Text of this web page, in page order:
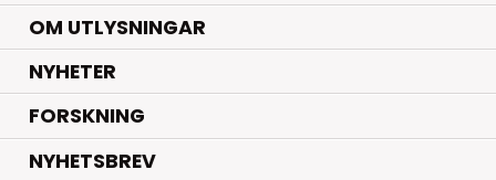
OM UTLYSNINGAR
NYHETER.
FORSKNING.
NYHETSBREV